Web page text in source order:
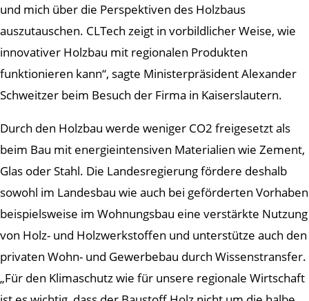
und mich über die Perspektiven des Holzbaus
auszutauschen. CLTech zeigt in vorbildlicher Weise, wie
innovativer Holzbau mit regionalen Produkten
funktionieren kann“, sagte Ministerpräsident Alexander
Schweitzer beim Besuch der Firma in Kaiserslautern.
Durch den Holzbau werde weniger CO2 freigesetzt als
beim Bau mit energieintensiven Materialien wie Zement,
Glas oder Stahl. Die Landesregierung fördere deshalb
sowohl im Landesbau wie auch bei geförderten Vorhaben
beispielsweise im Wohnungsbau eine verstärkte Nutzung
von Holz- und Holzwerkstoffen und unterstütze auch den
privaten Wohn- und Gewerbebau durch Wissenstransfer.
„Für den Klimaschutz wie für unsere regionale Wirtschaft